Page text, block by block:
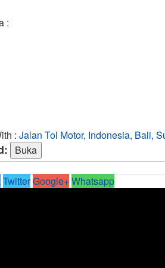
:
: Jalan Tol Motor, Indonesia, Bali,
TwitterGoogle+Whatsapp